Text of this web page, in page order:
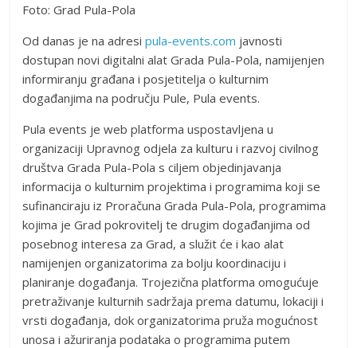
Foto: Grad Pula-Pola
Od danas je na adresipula-events.com javnosti
dostupan novi digitalni alat Grada Pula-Pola, namijenjen
informiranju građana i posjetitelja o kulturnim
događanjima na području Pule, Pula events.
Pula events je web platforma uspostavljena u
organizaciji Upravnog odjela za kulturu i razvoj civilnog
društva Grada Pula-Pola s ciljem objedinjavanja
informacija o kulturnim projektima i programima koji se
sufinanciraju iz Proračuna Grada Pula-Pola, programima
kojima je Grad pokrovitelj te drugim događanjima od
posebnog interesa za Grad, a služit će i kao alat
namijenjen organizatorima za bolju koordinaciju i
planiranje događanja. Trojezična platforma omogućuje
pretraživanje kulturnih sadržaja prema datumu, lokaciji i
vrsti događanja, dok organizatorima pruža mogućnost
unosa i ažuriranja podataka o programima putem